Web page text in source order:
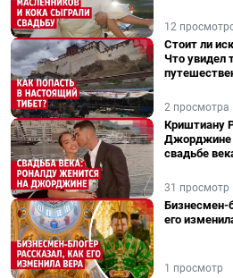
12
Стоит ли
Что увидел
2 просмотра
Криштиану
Джорджине
свадьбе
31 просмотр
Бизнесмен-
его
1 просмотр